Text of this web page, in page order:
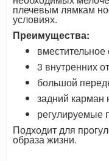
плечевым лямкам
условиях.
Преимущества:
3 внутренних
большой
задний карман
регулируемые
Подходит для
образа жизни.